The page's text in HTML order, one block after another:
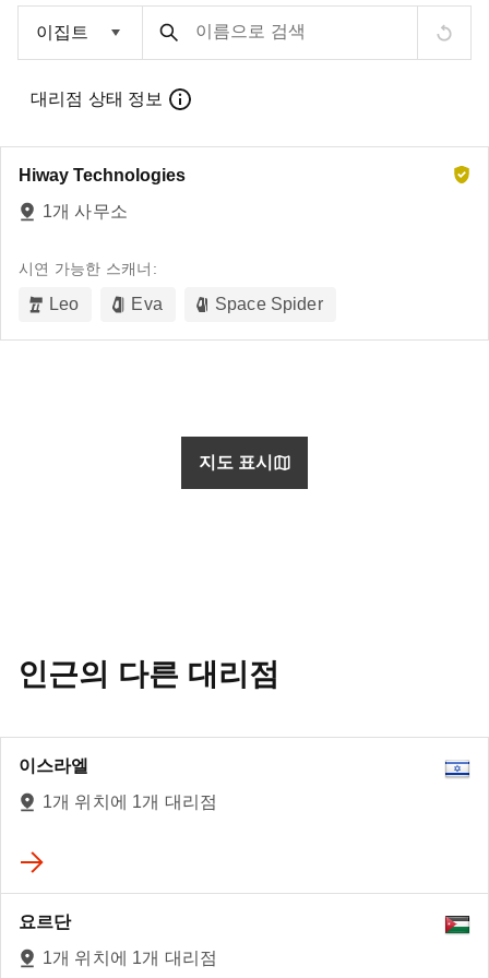
이름으로 검색
대리점 상태 정보
Hiway Technologies
1개 사무소
시연 가능한 스캐너:
Leo Eva Space Spider
지도 표시
인근의 다른 대리점
이스라엘
1개 위치에 1개 대리점
요르단
1개 위치에 1개 대리점